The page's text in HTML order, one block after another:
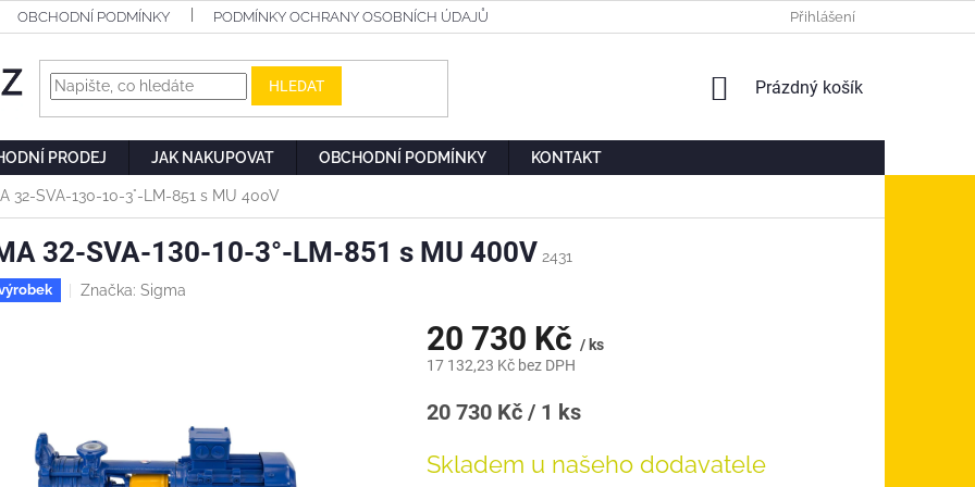
OBCHODNÍ PODMÍNKY PODMÍNKY OCHRANY OSOBNÍCH ÚDAJŮ Přihlášení
HLEDAT
NÁKUPNÍ
Prázdný košík
PRODEJ JAK NAKUPOVAT OBCHODNÍ PODMÍNKY KONTAKT
32-SVA-130-10-3°-LM-851 s MU 400V
32-SVA-130-10-3°-LM-851 s MU 400V 2431
Značka: Sigma
20 730 Kč / ks
17 132,23 Kč bez DPH
Měrná
20 730 Kč / 1 ks
Skladem u našeho dodavatele